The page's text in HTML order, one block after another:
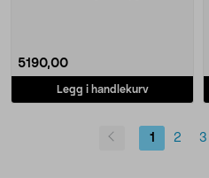
5190,00
Legg i handlekurv
1 2 3